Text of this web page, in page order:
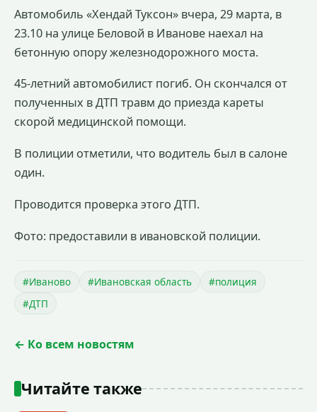
Автомобиль «Хендай Туксон» вчера, 29 марта, в
23.10 на улице Беловой в Иванове наехал на
бетонную опору железнодорожного моста.
45-летний автомобилист погиб. Он скончался от
полученных в ДТП травм до приезда кареты
скорой медицинской помощи.
В полиции отметили, что водитель был в салоне
один.
Проводится проверка этого ДТП.
Фото: предоставили в ивановской полиции.
#Иваново #Ивановская область
#полиция
#ДТП
← Ко всем новостям
Читайте также